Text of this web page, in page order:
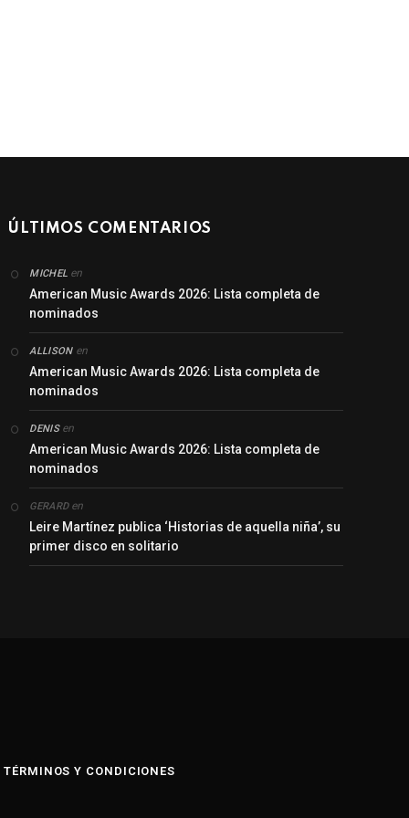
ÚLTIMOS COMENTARIOS
MICHEL en
American Music Awards 2026: Lista completa de
nominados
ALLISONen
American Music Awards 2026: Lista completa de
nominados
DENISen
American Music Awards 2026: Lista completa de
nominados
GERARDen
Leire Martínez publica ‘Historias de aquella niña’, su
primer disco en solitario
TÉRMINOS Y CONDICIONES